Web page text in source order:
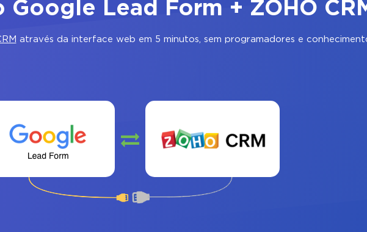
Google Lead Form + ZOHO
através da interface web em 5 minutos, sem programadores e